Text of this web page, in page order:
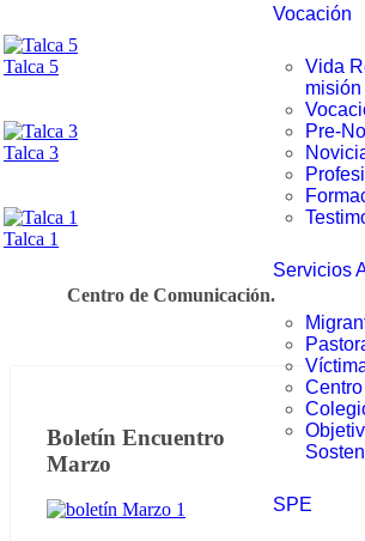
Vocación
Vida
misión
Pre-
Servicios
SPE
Talca 5
Talca 3
Talca 1
Centro de Comunicación.
Boletín Encuentro
Marzo